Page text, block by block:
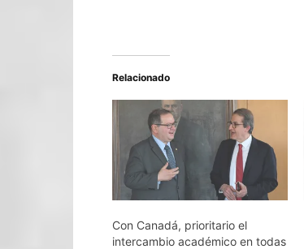
Relacionado
Con Canadá, prioritario el
intercambio académico en todas